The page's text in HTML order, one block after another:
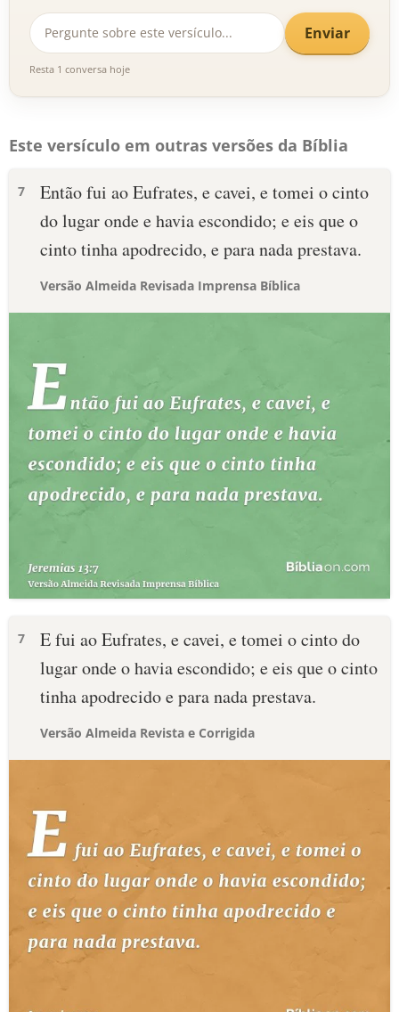
Enviar
Resta 1 conversa hoje
Este versículo em outras versões da Bíblia
7
Então fui ao Eufrates, e cavei, e tomei o cinto
do lugar onde e havia escondido; e eis que o
cinto tinha apodrecido, e para nada prestava.
Versão Almeida Revisada Imprensa Bíblica
7
E fui ao Eufrates, e cavei, e tomei o cinto do
lugar onde o havia escondido; e eis que o cinto
tinha apodrecido e para nada prestava.
Versão Almeida Revista e Corrigida